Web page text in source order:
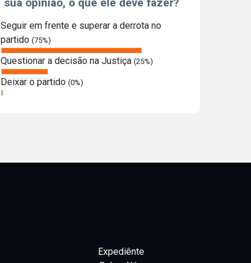
sua opinião, o que ele deve fazer?
Seguir em frente e superar a derrota no
partido (75%)
Questionar a decisão na Justiça (25%)
Deixar o partido (0%)
Expediênte